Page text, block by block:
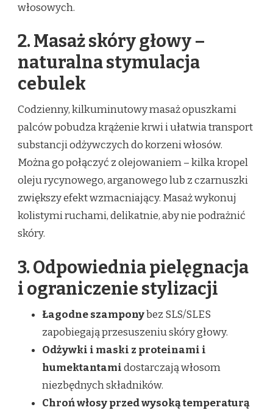
włosowych.
2. Masaż skóry głowy –
naturalna stymulacja
cebulek
Codzienny, kilkuminutowy masaż opuszkami
palców pobudza krążenie krwi i ułatwia transport
substancji odżywczych do korzeni włosów.
Można go połączyć z olejowaniem – kilka kropel
oleju rycynowego, arganowego lub z czarnuszki
zwiększy efekt wzmacniający. Masaż wykonuj
kolistymi ruchami, delikatnie, aby nie podrażnić
skóry.
3. Odpowiednia pielęgnacja
i ograniczenie stylizacji
Łagodne szamponybez SLS/SLES
zapobiegają przesuszeniu skóry głowy.
Odżywki i maski z proteinami i
humektantamidostarczają włosom
niezbędnych składników.
Chroń włosy przed wysoką temperaturą